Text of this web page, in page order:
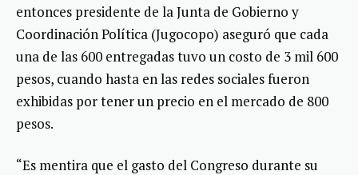
entonces presidente de la Junta de Gobierno y
Coordinación Política (Jugocopo) aseguró que cada
una de las 600 entregadas tuvo un costo de 3 mil 600
pesos, cuando hasta en las redes sociales fueron
exhibidas por tener un precio en el mercado de 800
pesos.
“Es mentira que el gasto del Congreso durante su